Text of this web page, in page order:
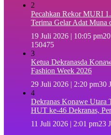
2
Pecahkan Rekor MURI
Terima Gelar Adat
19 Juli 2026 | 10:05 pm
150475
3
Ketua Dekranasda
Fashion Week 2026
29 Juli 2026 | 2:20 pm30
4
Dekranas Konawe Utara
HUT ke-46 Dekranas,
11 Juli 2026 | 2:01 pm23